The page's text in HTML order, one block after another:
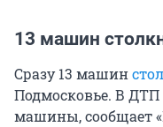
13 машин
Сразу 13 машин
Подмосковье. В
машины, сообщает